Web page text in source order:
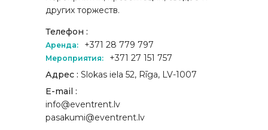
других торжеств.
Телефон :
Аренда: +371 28 779 797
Мероприятия:
+371 27 151 757
Адрес : Slokas iela 52, Rīga, LV-1007
E-mail :
info@eventrent.lv
pasakumi@eventrent.lv